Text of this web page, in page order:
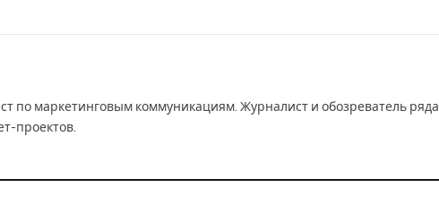
по маркетинговым коммуникациям. Журналист и обозреватель ряда
проектов.